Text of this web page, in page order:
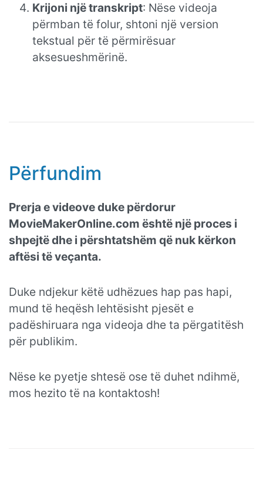
Krijoni një transkript: Nëse videoja
përmban të folur, shtoni një version
tekstual për të përmirësuar
aksesueshmërinë.
Përfundim
Prerja e videove duke përdorur
MovieMakerOnline.com është një proces i
shpejtë dhe i përshtatshëm që nuk kërkon
aftësi të veçanta.
Duke ndjekur këtë udhëzues hap pas hapi,
mund të heqësh lehtësisht pjesët e
padëshiruara nga videoja dhe ta përgatitësh
për publikim.
Nëse ke pyetje shtesë ose të duhet ndihmë,
mos hezito të na kontaktosh!